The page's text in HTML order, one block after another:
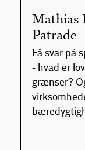
Mathias
Patrade
Få svar på
- hvad er
grænser?